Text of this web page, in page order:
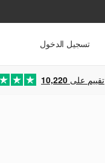
تسجيل الدخول
10,220 تقييم على